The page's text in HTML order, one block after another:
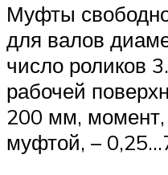
Муфты
для валов
число роликов
рабочей
200 мм,
муфтой, –